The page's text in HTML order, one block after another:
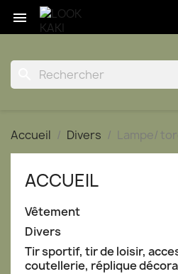

Accueil Divers Lampe/
ACCUEIL
Vêtement
Divers
Tir sportif, tir de loisir,
coutellerie, réplique